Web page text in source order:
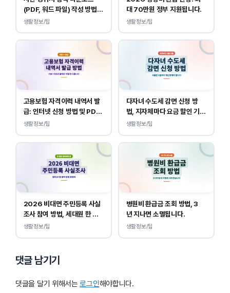
(PDF, 워드 파일) 작성 방법
및 예시
생활정보/팁
대 70만원 정부 지원됩니다.
생활정보/팁
고용보험 자격이력 내역서 발
급: 인터넷 신청 방법 및 PDF
양식 출력
생활정보/팁
다자녀 수도세 감면 신청 방
법, 지자체마다 요금 할인 기준
이 다릅니다.
생활정보/팁
2026 비대면 주민등록 사실
조사 참여 방법, 세대원 한 명
만 하면 됩니다.
생활정보/팁
병원비 환급금 조회 방법, 3
년 지나면 소멸됩니다.
생활정보/팁
댓글 남기기
댓글을 달기 위해서는로그인해야합니다.